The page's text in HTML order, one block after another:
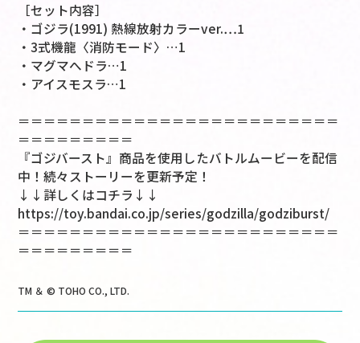
［セット内容］
・ゴジラ(1991) 熱線放射カラーver.…1
・3式機龍〈消防モード〉…1
・マグマへドラ…1
・アイスモスラ…1
＝＝＝＝＝＝＝＝＝＝＝＝＝＝＝＝＝＝＝＝＝＝＝＝＝
＝＝＝＝＝＝＝＝＝
『ゴジバースト』商品を使用したバトルムービーを配信
中！続々ストーリーを更新予定！
↓↓詳しくはコチラ↓↓
https://toy.bandai.co.jp/series/godzilla/godziburst/
＝＝＝＝＝＝＝＝＝＝＝＝＝＝＝＝＝＝＝＝＝＝＝＝＝
＝＝＝＝＝＝＝＝＝
TM ＆ © TOHO CO., LTD.